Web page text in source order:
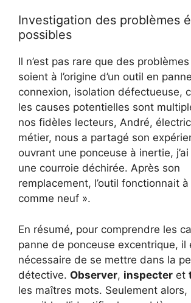
Investigation des problèmes
possibles
Il n’est pas rare que des
soient à l’origine d’un outil en
connexion, isolation défectueuse,
les causes potentielles sont
nos fidèles lecteurs, André,
métier, nous a partagé son
ouvrant une ponceuse à inertie,
une courroie déchirée. Après son
remplacement, l’outil fonctionnait
comme neuf ».
En résumé, pour comprendre les
panne de ponceuse excentrique, il
nécessaire de se mettre dans la
détective. Observer, inspecter et
les maîtres mots. Seulement alors,